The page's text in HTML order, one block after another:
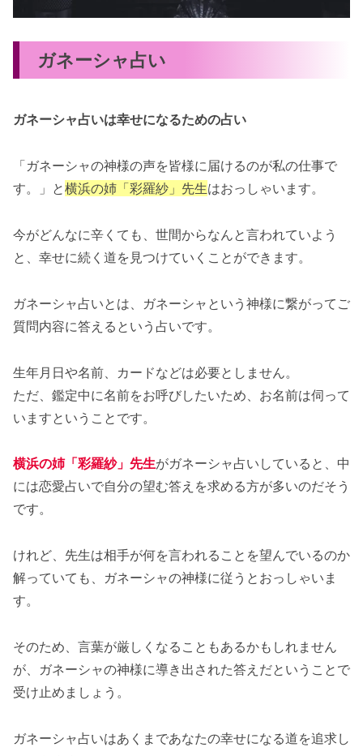
ガネーシャ占い
ガネーシャ占いは幸せになるための占い
「ガネーシャの神様の声を皆様に届けるのが私の仕事で
す。」と横浜の姉「彩羅紗」先生はおっしゃいます。
今がどんなに辛くても、世間からなんと言われていよう
と、幸せに続く道を見つけていくことができます。
ガネーシャ占いとは、ガネーシャという神様に繋がってご
質問内容に答えるという占いです。
生年月日や名前、カードなどは必要としません。
ただ、鑑定中に名前をお呼びしたいため、お名前は伺って
いますということです。
横浜の姉「彩羅紗」先生がガネーシャ占いしていると、中
には恋愛占いで自分の望む答えを求める方が多いのだそう
です。
けれど、先生は相手が何を言われることを望んでいるのか
解っていても、ガネーシャの神様に従うとおっしゃいま
す。
そのため、言葉が厳しくなることもあるかもしれません
が、ガネーシャの神様に導き出された答えだということで
受け止めましょう。
ガネーシャ占いはあくまであなたの幸せになる道を追求し